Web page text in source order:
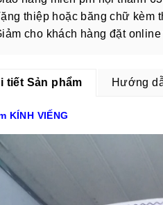
thiệp hoặc băng chữ kèm
tiết Sản phẩm Hướng
KÍNH VIẾNG